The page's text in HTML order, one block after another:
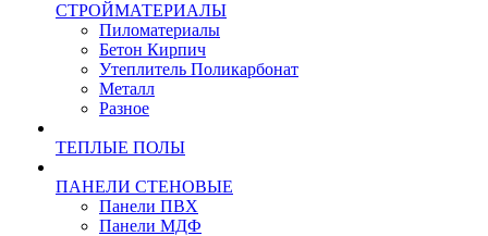
СТРОЙМАТЕРИАЛЫ
Пиломатериалы
Бетон Кирпич
Утеплитель Поликарбонат
Металл
Разное
ТЕПЛЫЕ ПОЛЫ
ПАНЕЛИ СТЕНОВЫЕ
Панели ПВХ
Панели МДФ